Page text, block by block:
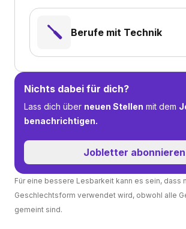
🪛 Berufe mit Technik
Nichts dabei für dich?
Lass dich über neuen Stellen mit dem
benachrichtigen.
Jobletter abonnieren
Für eine bessere Lesbarkeit kann es sein, dass
Geschlechtsform verwendet wird, obwohl alle
gemeint sind.